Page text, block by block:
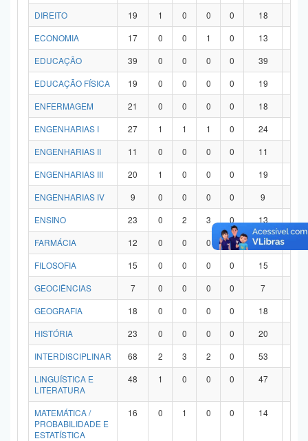
DIREITO 19 1 0 0 0 18
ECONOMIA
17 0 0 1 0 13
EDUCAÇÃO
39 0 0 0 0 39
EDUCAÇÃO FÍSICA
19 0 0 0 0 19
ENFERMAGEM
21 0 0 0 0 18
ENGENHARIAS I
27 1 1 1 0 24
ENGENHARIAS II
11 0 0 0 0 11
ENGENHARIAS III
20 1 0 0 0 19
ENGENHARIAS IV
9 0 0 0 0 9
ENSINO
23 0 2 3 0 13
FARMÁCIA
12 0 0 0 0 12
FILOSOFIA
15 0 0 0 0 15
GEOCIÊNCIAS
7 0 0 0 0 7
GEOGRAFIA
18 0 0 0 0 18
HISTÓRIA
23 0 0 0 0 20
INTERDISCIPLINAR
68 2 3 2 0 53
LINGUÍSTICA E
LITERATURA
48 1 0 0 0 47
MATEMÁTICA /
PROBABILIDADE E
ESTATÍSTICA
16 0 1 0 0 14